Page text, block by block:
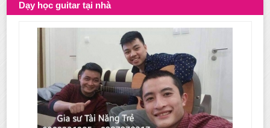
Dạy học guitar tại nhà